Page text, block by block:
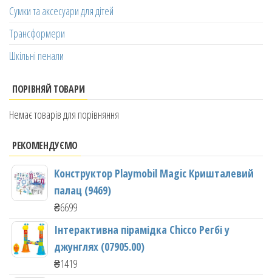
Сумки та аксесуари для дітей
Трансформери
Шкільні пенали
ПОРІВНЯЙ ТОВАРИ
Немає товарів для порівняння
РЕКОМЕНДУЄМО
Конструктор Playmobil Magic Кришталевий
палац (9469)
₴6699
Інтерактивна пірамідка Chicco Регбі у
джунглях (07905.00)
₴1419